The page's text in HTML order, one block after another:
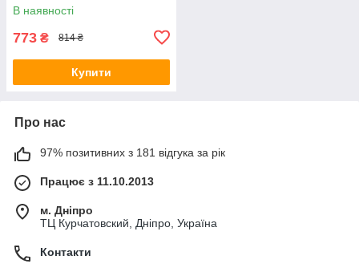
В наявності
773 ₴ 814 ₴
Купити
Про нас
97% позитивних з 181 відгука за рік
Працює з 11.10.2013
м. Дніпро
ТЦ Курчатовский, Дніпро, Україна
Контакти